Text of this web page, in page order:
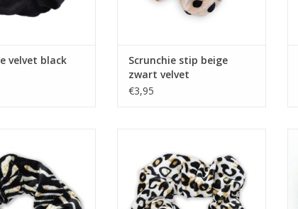
velvet black
Scrunchie stip beige
zwart velvet
€3,95